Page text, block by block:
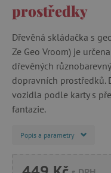
prostředky
Dřevěná skládačka s
Ze Geo Vroom) je
dřevěných
dopravních prostředků.
vozidla podle karty s
fantazie.
Popis a parametry